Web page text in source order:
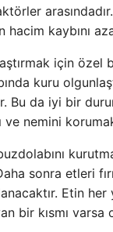
hacim kaybını
için özel
kuru
Bu da iyi bir
ve nemini
sonra etleri
Etin her
bir kısmı